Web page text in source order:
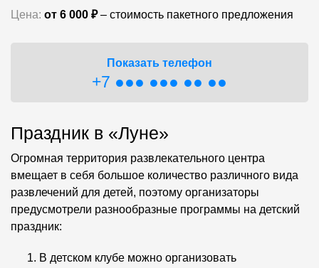
Цена: от 6 000 ₽‒ стоимость пакетного предложения
Показать телефон
+7 ●●● ●●● ●● ●●
Праздник в «Луне»
Огромная территория развлекательного центра
вмещает в себя большое количество различного вида
развлечений для детей, поэтому организаторы
предусмотрели разнообразные программы на детский
праздник:
В детском клубе можно организовать